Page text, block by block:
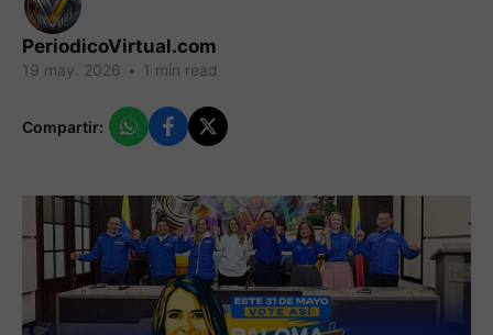
PeriodicoVirtual.com
19 may. 2026 • 1 min read
Compartir: